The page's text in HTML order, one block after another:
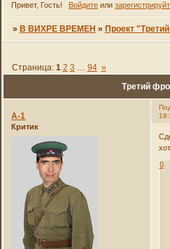
Привет, Гость! Войдитеили
» В ВИХРЕ ВРЕМЕН » Проект
Третий
Страница: 1 2 3 … 94 »
А-1
Критик
0